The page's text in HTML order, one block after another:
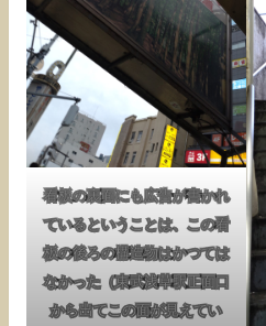
看板の裏面にも広告が書かれ
ているということは、この看
板の後ろの構造物はかつては
なかった（東武浅草駅正面口
から出てこの面が見えてい